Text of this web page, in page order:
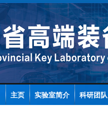
主页 实验室简介 科研团队